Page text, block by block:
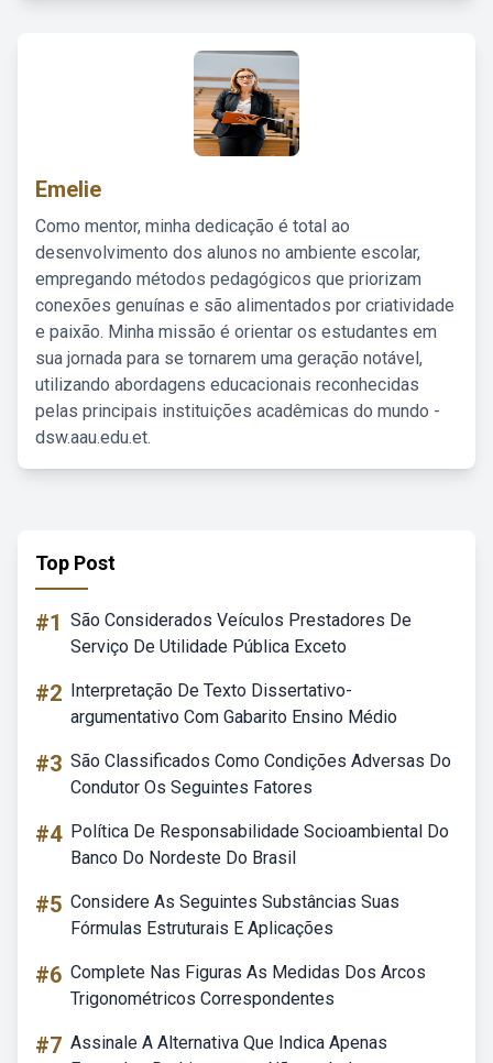
Emelie
Como mentor, minha dedicação é total ao
desenvolvimento dos alunos no ambiente escolar,
empregando métodos pedagógicos que priorizam
conexões genuínas e são alimentados por criatividade
e paixão. Minha missão é orientar os estudantes em
sua jornada para se tornarem uma geração notável,
utilizando abordagens educacionais reconhecidas
pelas principais instituições acadêmicas do mundo -
dsw.aau.edu.et.
Top Post
#1 São Considerados Veículos Prestadores De
Serviço De Utilidade Pública Exceto
#2 Interpretação De Texto Dissertativo-
argumentativo Com Gabarito Ensino Médio
#3 São Classificados Como Condições Adversas Do
Condutor Os Seguintes Fatores
#4 Política De Responsabilidade Socioambiental Do
Banco Do Nordeste Do Brasil
#5 Considere As Seguintes Substâncias Suas
Fórmulas Estruturais E Aplicações
#6 Complete Nas Figuras As Medidas Dos Arcos
Trigonométricos Correspondentes
#7 Assinale A Alternativa Que Indica Apenas